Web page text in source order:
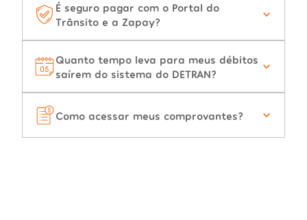
É seguro pagar com o Portal do
Trânsito e a Zapay?
Quanto tempo leva para meus débitos
saírem do sistema do DETRAN?
Como acessar meus comprovantes?